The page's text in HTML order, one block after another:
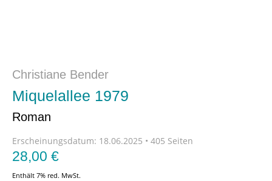
Christiane Bender
Miquelallee 1979
Roman
Erscheinungsdatum: 18.06.2025 • 405 Seiten
28,00 €
Enthält 7% red. MwSt.